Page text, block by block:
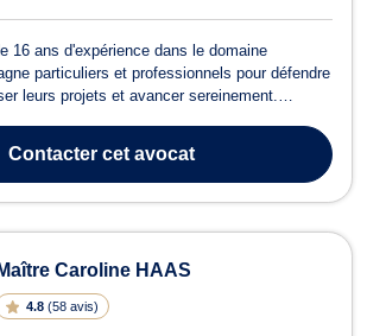
16 ans d'expérience dans le domaine
particuliers et professionnels pour défendre
leurs projets et avancer sereinement.
en Droit des affaires de l'Université Aix-
...
Contactercet avocat
Maître Caroline HAAS
4.8 (58 avis)